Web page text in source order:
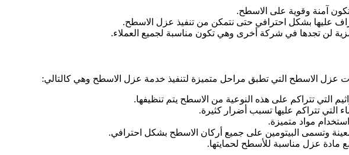
آمنة وقوية على الاسطح.
عليها بشكل احترافي حتى نتمكن من تنفيذ عزل الاسطح.
لن تجدها في شركة أخرى وهي تكون مناسبة لجميع العملاء.
الاسطح التي تطبق مراحل متميزة لتنفيذ خدمة عزل الاسطح وهي كالتالي:
التي تتراكم على هذه النوعية من الاسطح يتم تنظيفها.
التي تتراكم عليها تسبب أضرار كثيرة.
مواد متميزة.
وتسمى البيتومين على جميع أركان الاسطح بشكل احترافي.
مادة عزل مناسبة للأسطح لحمايتها.